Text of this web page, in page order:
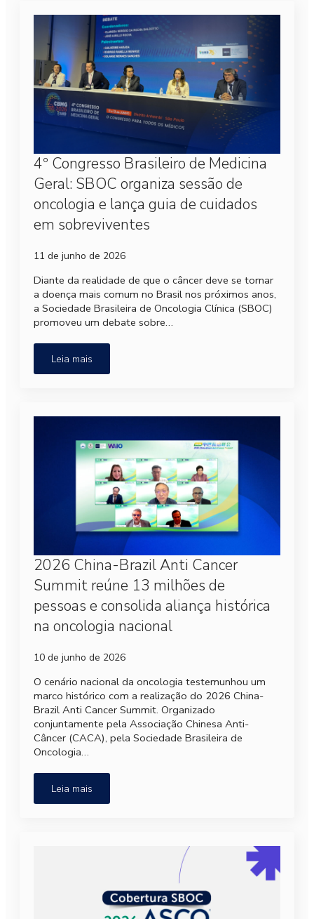
4º Congresso Brasileiro de Medicina
Geral: SBOC organiza sessão de
oncologia e lança guia de cuidados
em sobreviventes
11 de junho de 2026
Diante da realidade de que o câncer deve se tornar
a doença mais comum no Brasil nos próximos anos,
a Sociedade Brasileira de Oncologia Clínica (SBOC)
promoveu um debate sobre…
Leia mais
2026 China-Brazil Anti Cancer
Summit reúne 13 milhões de
pessoas e consolida aliança histórica
na oncologia nacional
10 de junho de 2026
O cenário nacional da oncologia testemunhou um
marco histórico com a realização do 2026 China-
Brazil Anti Cancer Summit. Organizado
conjuntamente pela Associação Chinesa Anti-
Câncer (CACA), pela Sociedade Brasileira de
Oncologia…
Leia mais